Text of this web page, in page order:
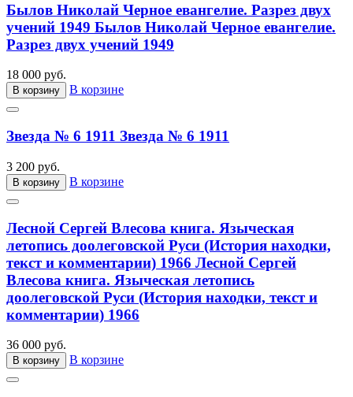
Былов Николай Черное евангелие. Разрез двух
учений 1949 Былов Николай Черное евангелие.
Разрез двух учений 1949
18 000 руб.
В корзину В корзине
Звезда № 6 1911 Звезда № 6 1911
3 200 руб.
В корзину В корзине
Лесной Сергей Влесова книга. Языческая
летопись доолеговской Руси (История находки,
текст и комментарии) 1966 Лесной Сергей
Влесова книга. Языческая летопись
доолеговской Руси (История находки, текст и
комментарии) 1966
36 000 руб.
В корзину В корзине